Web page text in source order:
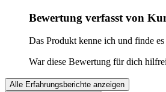
Bewertung verfasst von
Das Produkt kenne ich und finde
War diese Bewertung für dich
Alle Erfahrungsberichte anzeigen